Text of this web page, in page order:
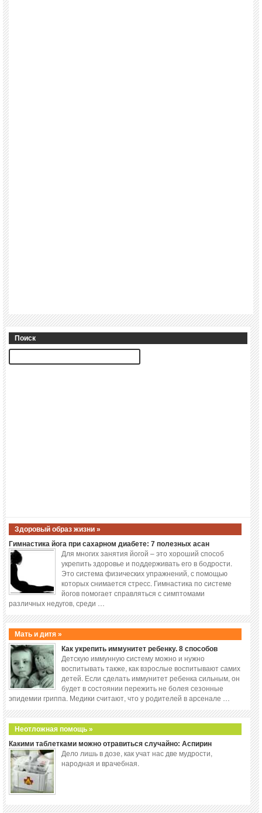
Поиск
Здоровый образ жизни »
Гимнастика йога при сахарном диабете: 7 полезных асан
Для многих занятия йогой – это хороший способ
укрепить здоровье и поддерживать его в бодрости.
Это система физических упражнений, с помощью
которых снимается стресс. Гимнастика по системе
йогов помогает справляться с симптомами
различных недугов, среди …
Мать и дитя »
Как укрепить иммунитет ребенку. 8 способов
Детскую иммунную систему можно и нужно
воспитывать также, как взрослые воспитывают самих
детей. Если сделать иммунитет ребенка сильным, он
будет в состоянии пережить не болея сезонные
эпидемии гриппа. Медики считают, что у родителей в арсенале …
Неотложная помощь »
Какими таблетками можно отравиться случайно: Аспирин
Дело лишь в дозе, как учат нас две мудрости,
народная и врачебная.